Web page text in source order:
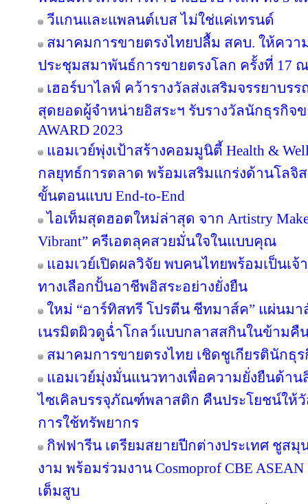
วีแกนและแพลนต์เบส ไม่ใช่แค่เทรนด์
สมาคมการขายตรงไทยปลื้ม สคบ. ให้คว
ประชุมสมาพันธ์การขายตรงโลก ครั้งที่ 17
เฮอร์บาไลฟ์ คว้ารางวัลส่งเสริมจรรยาบร
สุดยอดผู้จำหน่ายอิสระฯ รับรางวัลนักธุรกิจข
AWARD 2023
แอมเวย์พุ่งเป้าสร้างคอมมูนิตี้ Health &
กลยุทธ์การตลาด พร้อมเสริมแกร่งด้านโลจิ
ขั้นตอนแบบ End-to-End
ไอเท็มสุดฮอตใหม่ล่าสุด จาก Artistry
Vibrant” ครีเอตลุคสวยมั่นใจในแบบคุณ
แอมเวย์เปิดผลวิจัย พบคนไทยพร้อมเป็นเ
ทางเลือกปั้นอาชีพอิสระอย่างยั่งยืน
ใหม่ “อาร์ทิสทรี โปรตีน ชีทมาส์ค” แผ่นม
เนรมิตผิวดูฉ่ำโกลว์แบบกลาสสกินในข้ามคื
สมาคมการขายตรงไทย เชิดชูเกียรตินักธุ
แอมเวย์มุ่งมั่นแนวทางเพื่อความยั่งยืนด้า
ไซเคิลบรรจุภัณฑ์พลาสติก คืนประโยชน์ให้
การใช้ทรัพยากร
กิฟฟารีน เตรียมสยายปีกต่างประเทศ ชูสมุ
งาม พร้อมร่วมงาน Cosmoprof CBE
เต็มสูบ